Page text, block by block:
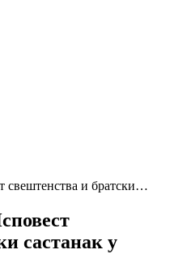
свештенства и братски…
састанак у